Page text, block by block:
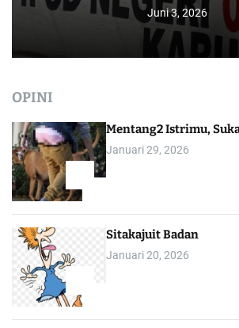
Juni 3, 2026
OPINI
Mentang2 Istrimu,
Januari 29, 2026
Sitakajuit Badan
Januari 20, 2026